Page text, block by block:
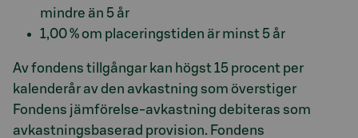
mindre än 5 år
1,00 % om placeringstiden är minst 5 år
Av fondens tillgångar kan högst 15 procent per
kalenderår av den avkastning som överstiger
Fondens jämförelse-avkastning debiteras som
avkastningsbaserad provision. Fondens